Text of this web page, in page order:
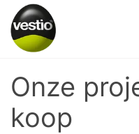
Onze
koop